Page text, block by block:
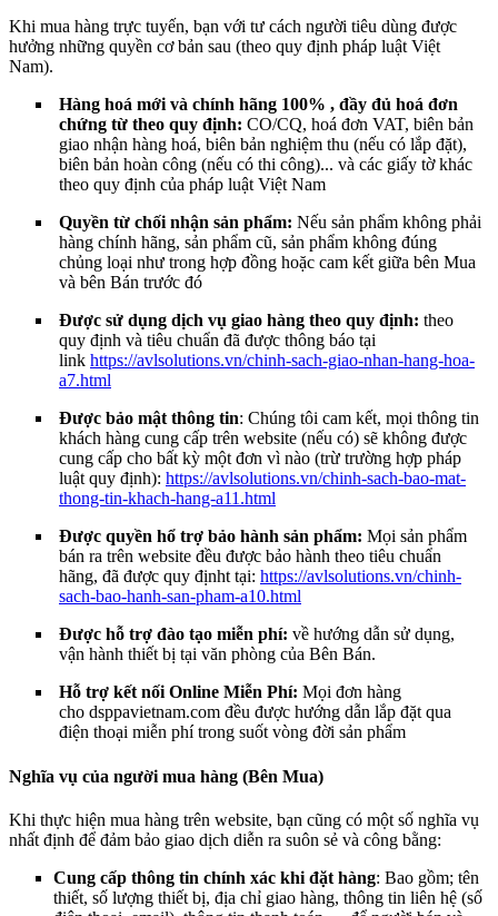
Khi mua hàng trực tuyến, bạn với tư cách người tiêu dùng được
hưởng những quyền cơ bản sau (theo quy định pháp luật Việt
Nam).
Hàng hoá mới và chính hãng 100% , đầy đủ hoá đơn
chứng từ theo quy định: CO/CQ, hoá đơn VAT, biên bản
giao nhận hàng hoá, biên bản nghiệm thu (nếu có lắp đặt),
biên bản hoàn công (nếu có thi công)... và các giấy tờ khác
theo quy định của pháp luật Việt Nam
Quyền từ chối nhận sản phẩm: Nếu sản phẩm không phải
hàng chính hãng, sản phẩm cũ, sản phẩm không đúng
chủng loại như trong hợp đồng hoặc cam kết giữa bên Mua
và bên Bán trước đó
Được sử dụng dịch vụ giao hàng theo quy định: theo
quy định và tiêu chuẩn đã được thông báo tại
link https://avlsolutions.vn/chinh-sach-giao-nhan-hang-hoa-
a7.html
Được bảo mật thông tin: Chúng tôi cam kết, mọi thông tin
khách hàng cung cấp trên website (nếu có) sẽ không được
cung cấp cho bất kỳ một đơn vì nào (trừ trường hợp pháp
luật quy định): https://avlsolutions.vn/chinh-sach-bao-mat-
thong-tin-khach-hang-a11.html
Được quyền hổ trợ bảo hành sản phẩm: Mọi sản phẩm
bán ra trên website đều được bảo hành theo tiêu chuẩn
hãng, đã được quy địnht tại: https://avlsolutions.vn/chinh-
sach-bao-hanh-san-pham-a10.html
Được hỗ trợ đào tạo miễn phí: về hướng dẫn sử dụng,
vận hành thiết bị tại văn phòng của Bên Bán.
Hỗ trợ kết nối Online Miễn Phí: Mọi đơn hàng
cho dsppavietnam.com đều được hướng dẫn lắp đặt qua
điện thoại miễn phí trong suốt vòng đời sản phẩm
Nghĩa vụ của người mua hàng (Bên Mua)
Khi thực hiện mua hàng trên website, bạn cũng có một số nghĩa vụ
nhất định để đảm bảo giao dịch diễn ra suôn sẻ và công bằng:
Cung cấp thông tin chính xác khi đặt hàng: Bao gồm; tên
thiết, số lượng thiết bị, địa chỉ giao hàng, thông tin liên hệ (số